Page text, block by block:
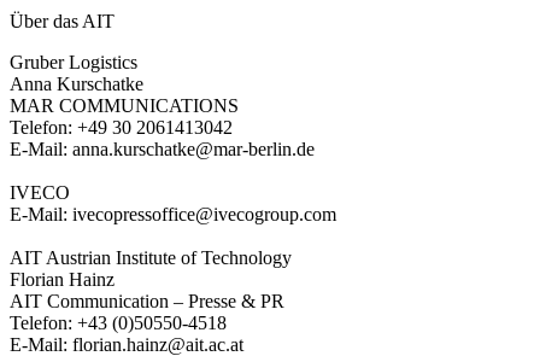
Über das AIT
Gruber Logistics
Anna Kurschatke
MAR COMMUNICATIONS
Telefon: +49 30 2061413042
E-Mail: anna.kurschatke@mar-berlin.de
IVECO
E-Mail: ivecopressoffice@ivecogroup.com
AIT Austrian Institute of Technology
Florian Hainz
AIT Communication – Presse & PR
Telefon: +43 (0)50550-4518
E-Mail: florian.hainz@ait.ac.at